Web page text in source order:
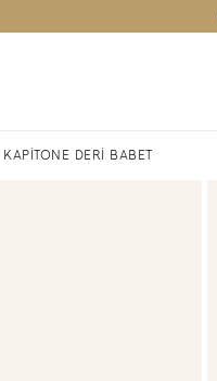
| KAPİTONE DERİ BABET